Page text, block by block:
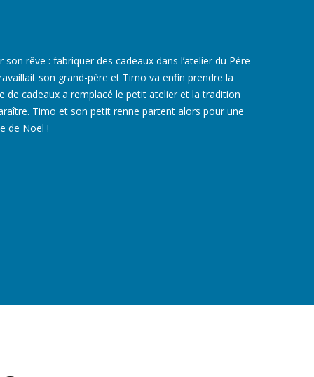
rêve : fabriquer des cadeaux dans l’atelier du Père
son grand-père et Timo va enfin prendre la
de cadeaux a remplacé le petit atelier et la tradition
Timo et son petit renne partent alors pour une
de Noël !